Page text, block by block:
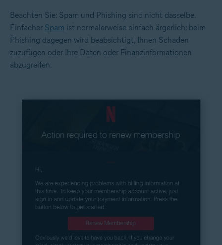
Beachten Sie: Spam und Phishing sind nicht dasselbe.
Einfacher Spam ist normalerweise einfach ärgerlich; beim
Phishing dagegen wird beabsichtigt, Ihnen Schaden
zuzufügen oder Ihre Daten oder Finanzinformationen
abzugreifen.